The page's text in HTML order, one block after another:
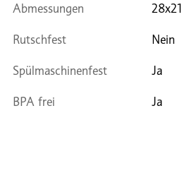
Abmessungen
Rutschfest Nein
Spülmaschinenfest Ja
BPA frei Ja